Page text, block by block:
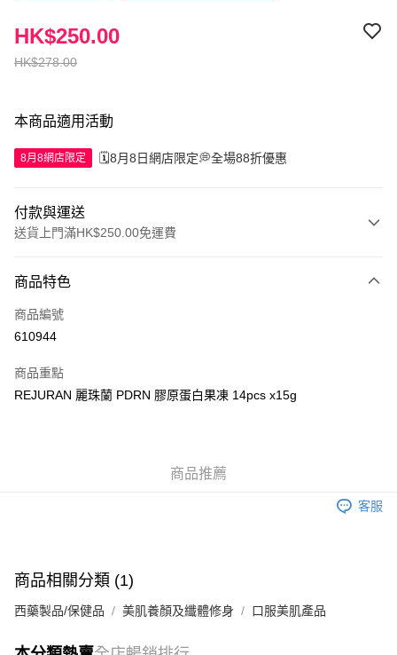
HK$278.00
HK$250.00
本商品適用活動
8月8網店限定 🗓️8月8日網店限定💭全場88折優惠
付款與運送
送貨上門滿HK$250.00免運費
信用卡
Apple Pay
WeChat Pay
JD京東物流，訂單確認發貨後2-4個工作天送達
商品特色
商品編號
610944
商品重點
REJURAN 麗珠蘭 PDRN 膠原蛋白果凍 14pcs x15g
商品推薦
客服
商品相關分類 (1)
西藥製品/保健品 美肌養顏及纖體修身 口服美肌產品